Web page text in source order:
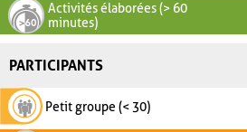
Activités élaborées (> 60
minutes)
PARTICIPANTS
Petit groupe (< 30)